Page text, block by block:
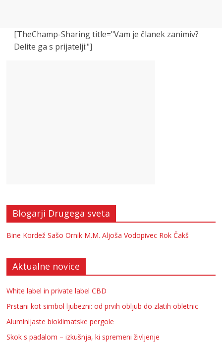
[TheChamp-Sharing title="Vam je članek zanimiv?
Delite ga s prijatelji:"]
Blogarji Drugega sveta
Bine Kordež Sašo Ornik M.M. Aljoša Vodopivec Rok Čakš
Aktualne novice
White label in private label CBD
Prstani kot simbol ljubezni: od prvih obljub do zlatih obletnic
Aluminijaste bioklimatske pergole
Skok s padalom – izkušnja, ki spremeni življenje